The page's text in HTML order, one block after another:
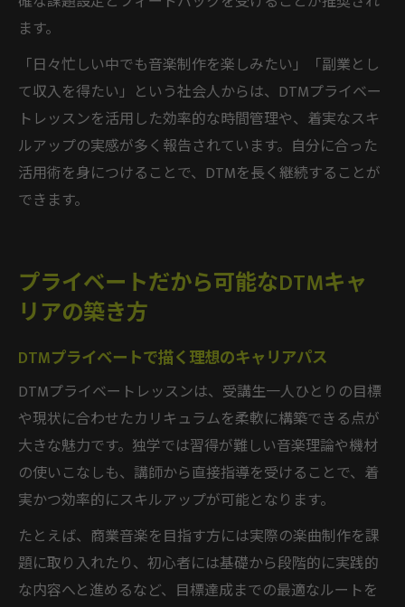
ます。
「日々忙しい中でも音楽制作を楽しみたい」「副業とし
て収入を得たい」という社会人からは、DTMプライベー
トレッスンを活用した効率的な時間管理や、着実なスキ
ルアップの実感が多く報告されています。自分に合った
活用術を身につけることで、DTMを長く継続することが
できます。
プライベートだから可能なDTMキャ
リアの築き方
DTMプライベートで描く理想のキャリアパス
DTMプライベートレッスンは、受講生一人ひとりの目標
や現状に合わせたカリキュラムを柔軟に構築できる点が
大きな魅力です。独学では習得が難しい音楽理論や機材
の使いこなしも、講師から直接指導を受けることで、着
実かつ効率的にスキルアップが可能となります。
たとえば、商業音楽を目指す方には実際の楽曲制作を課
題に取り入れたり、初心者には基礎から段階的に実践的
な内容へと進めるなど、目標達成までの最適なルートを